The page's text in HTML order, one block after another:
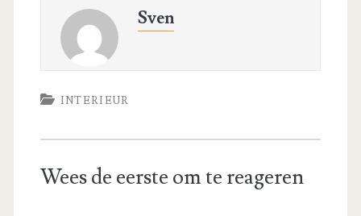
Sven
INTERIEUR
Wees de eerste om te reageren